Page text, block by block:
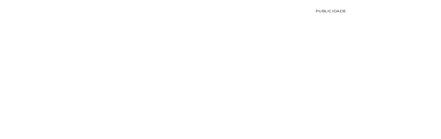
PUBLICIDADE